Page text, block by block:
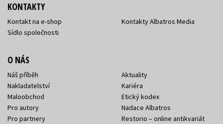
KONTAKTY
Kontakt na e-shop
Sídlo společnosti
Kontakty Albatros Media
O NÁS
Náš příběh
Nakladatelství
Maloobchod
Pro autory
Pro partnery
Aktuality
Kariéra
Etický kodex
Nadace Albatros
Restorio – online antikvariát